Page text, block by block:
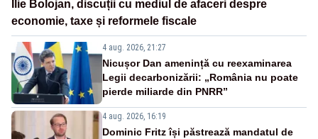
Ilie Bolojan, discuții cu mediul de afaceri despre
economie, taxe și reformele fiscale
4 aug. 2026, 21:27
Nicușor Dan amenință cu reexaminarea
Legii decarbonizării: „România nu poate
pierde miliarde din PNRR”
4 aug. 2026, 16:19
Dominic Fritz își păstrează mandatul de